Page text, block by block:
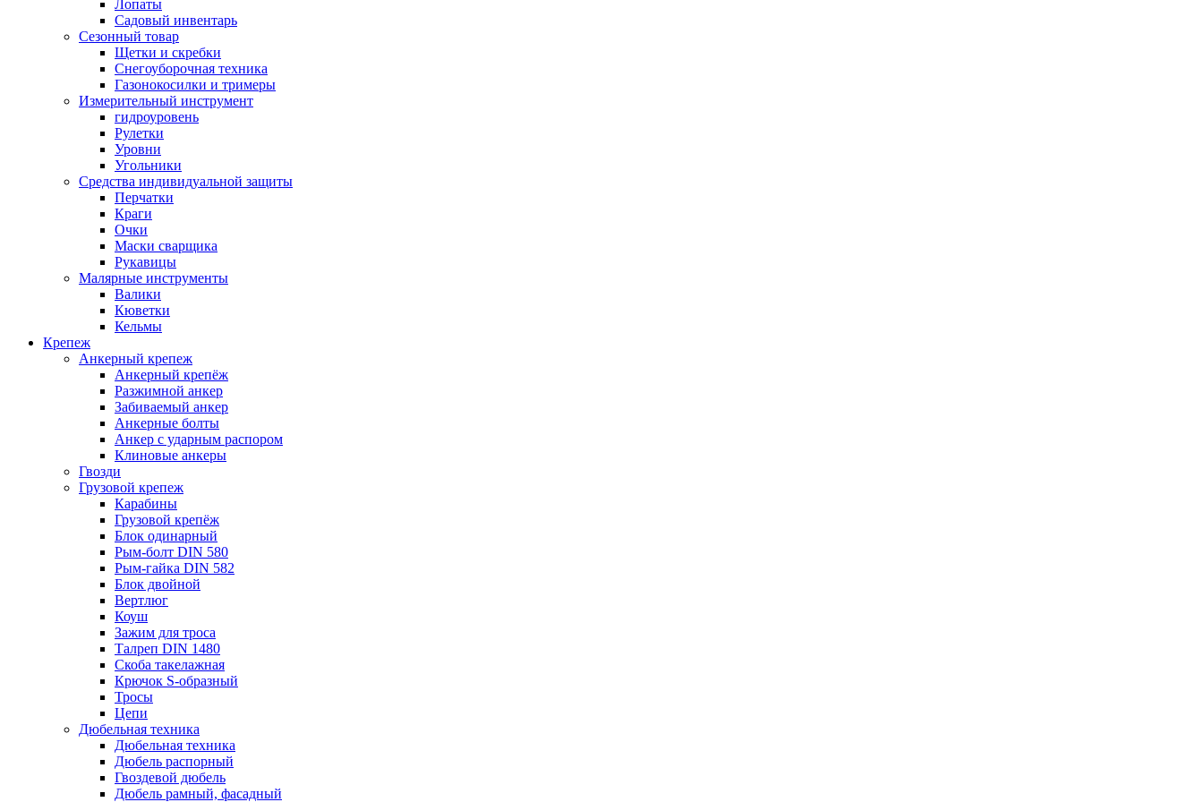
Лопаты
Садовый инвентарь
Сезонный товар
Щетки и скребки
Снегоуборочная техника
Газонокосилки и тримеры
Измерительный инструмент
гидроуровень
Рулетки
Уровни
Угольники
Средства индивидуальной защиты
Перчатки
Краги
Очки
Маски сварщика
Рукавицы
Малярные инструменты
Валики
Кюветки
Кельмы
Крепеж
Анкерный крепеж
Анкерный крепёж
Разжимной анкер
Забиваемый анкер
Анкерные болты
Анкер с ударным распором
Клиновые анкеры
Гвозди
Грузовой крепеж
Карабины
Грузовой крепёж
Блок одинарный
Рым-болт DIN 580
Рым-гайка DIN 582
Блок двойной
Вертлюг
Коуш
Зажим для троса
Талреп DIN 1480
Скоба такелажная
Крючок S-образный
Тросы
Цепи
Дюбельная техника
Дюбельная техника
Дюбель распорный
Гвоздевой дюбель
Дюбель рамный, фасадный